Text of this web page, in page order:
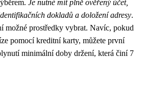
Je nutné mít plně ověřený účet,
dokladů a doložení adresy.
možné prostředky vybrat. Navíc, pokud
pomocí kreditní karty, můžete první
minimální doby držení, která činí 7